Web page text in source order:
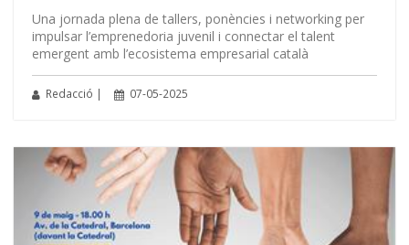
Una jornada plena de tallers, ponències i networking per
impulsar l’emprenedoria juvenil i connectar el talent
emergent amb l’ecosistema empresarial català
Redacció | 07-05-2025